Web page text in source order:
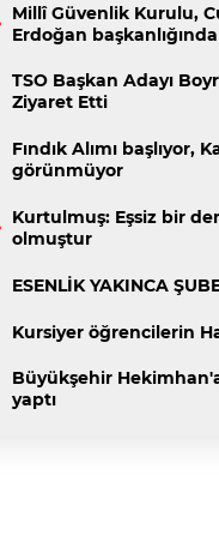
Millî Güvenlik Kurulu,
Erdoğan
TSO Başkan Adayı
Ziyaret Etti
Fındık Alımı başlıyor,
görünmüyor
Kurtulmuş: Eşsiz bir
olmuştur
ESENLİK YAKINCA
Kursiyer öğrencilerin
Büyükşehir Hekimhan'a
yaptı